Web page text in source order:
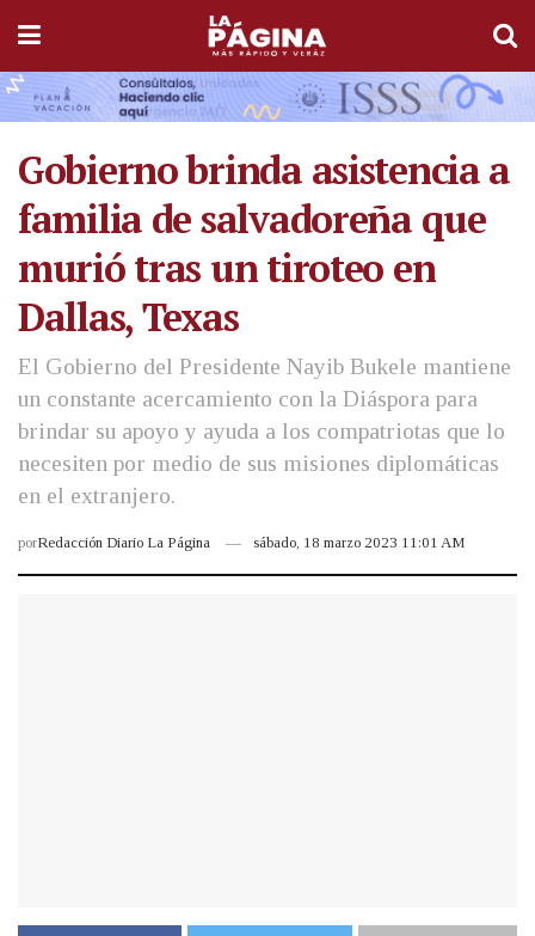
Gobierno brinda asistencia a
familia de salvadoreña que
murió tras un tiroteo en
Dallas, Texas
El Gobierno del Presidente Nayib Bukele mantiene
un constante acercamiento con la Diáspora para
brindar su apoyo y ayuda a los compatriotas que lo
necesiten por medio de sus misiones diplomáticas
en el extranjero.
porRedacción Diario La Página sábado, 18 marzo 2023 11:01 AM